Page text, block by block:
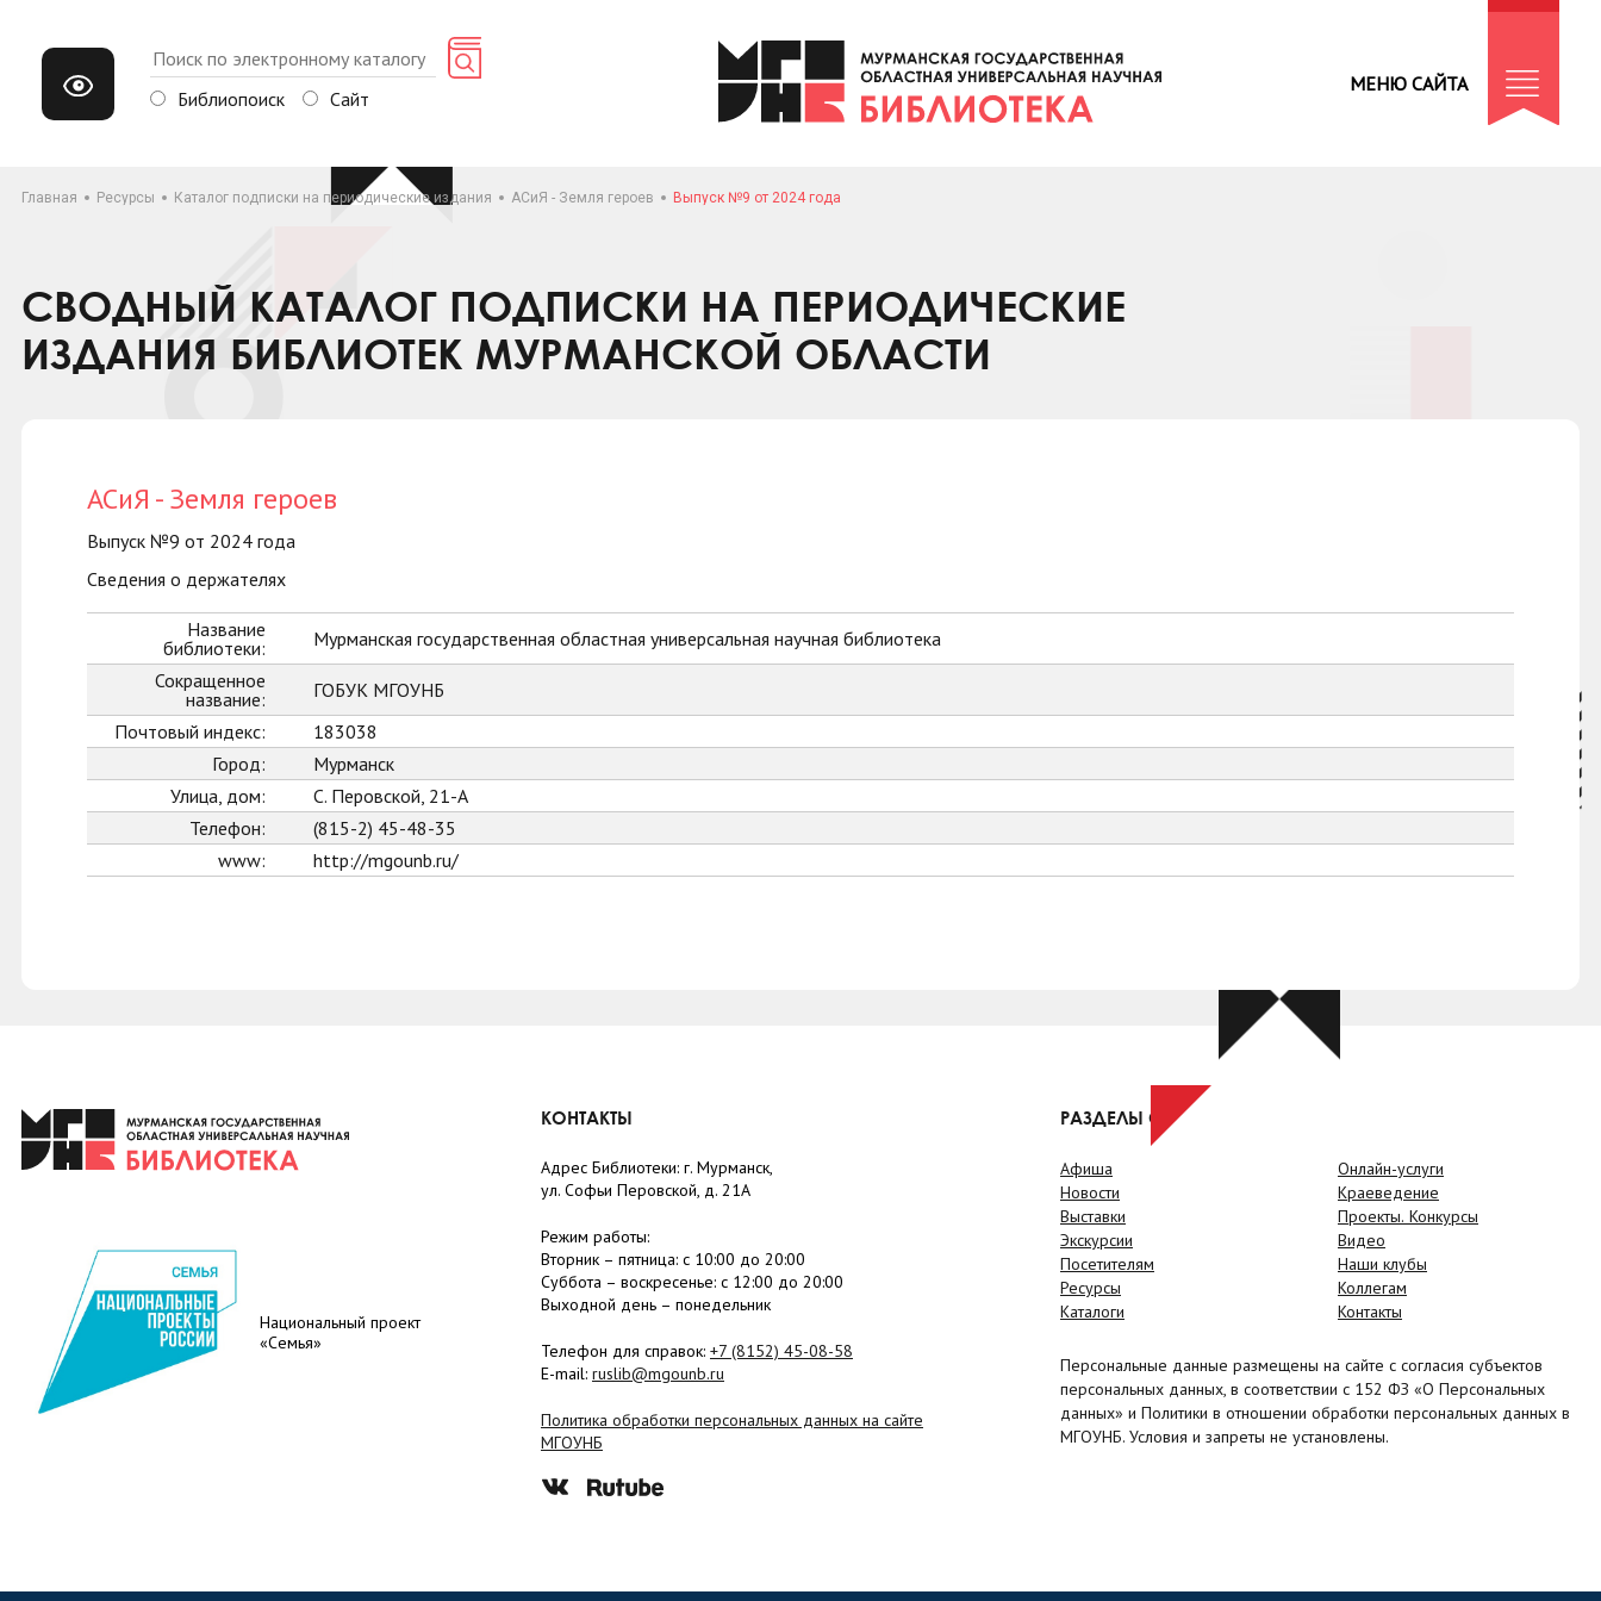
Библиопоиск Сайт
МЕНЮ САЙТА
Главная Ресурсы Каталог подписки на периодические издания АСиЯ - Земля героев Выпуск №9 от 2024 года
СВОДНЫЙ КАТАЛОГ ПОДПИСКИ НА ПЕРИОДИЧЕСКИЕ
ИЗДАНИЯ БИБЛИОТЕК МУРМАНСКОЙ ОБЛАСТИ
АСиЯ - Земля героев
Выпуск №9 от 2024 года
Сведения о держателях
Название
библиотеки:
Мурманская государственная областная универсальная научная библиотека
Сокращенное
название:
ГОБУК МГОУНБ
Почтовый индекс:
183038
Город:
Мурманск
Улица, дом:
С. Перовской, 21-А
Телефон:
(815-2) 45-48-35
www:
http://mgounb.ru/
Национальный проект
«Семья»
КОНТАКТЫ
Адрес Библиотеки: г. Мурманск,
ул. Софьи Перовской, д. 21А
Режим работы:
Вторник – пятница: с 10:00 до 20:00
Суббота – воскресенье: c 12:00 до 20:00
Выходной день – понедельник
Телефон для справок: +7 (8152) 45-08-58
E-mail: ruslib@mgounb.ru
Политика обработки персональных данных на сайте
МГОУНБ
РАЗДЕЛЫ САЙТА
Афиша
Новости
Выставки
Экскурсии
Посетителям
Ресурсы
Каталоги
Онлайн-услуги
Краеведение
Проекты. Конкурсы
Видео
Наши клубы
Коллегам
Контакты
Персональные данные размещены на сайте с согласия субъектов
персональных данных, в соответствии с 152 ФЗ «О Персональных
данных» и Политики в отношении обработки персональных данных в
МГОУНБ. Условия и запреты не установлены.